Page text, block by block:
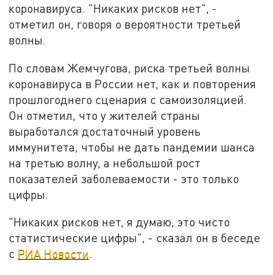
коронавируса. "Никаких рисков нет", -
отметил он, говоря о вероятности третьей
волны.
По словам Жемчугова, риска третьей волны
коронавируса в России нет, как и повторения
прошлогоднего сценария с самоизоляцией.
Он отметил, что у жителей страны
выработался достаточный уровень
иммунитета, чтобы не дать пандемии шанса
на третью волну, а небольшой рост
показателей заболеваемости - это только
цифры.
"Никаких рисков нет, я думаю, это чисто
статистические цифры", - сказал он в беседе
с РИА Новости.